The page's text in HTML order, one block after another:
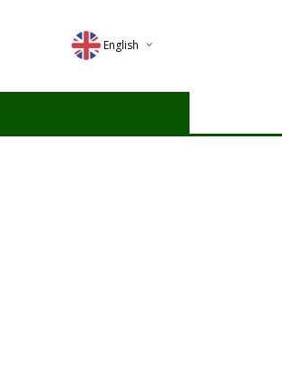
English
Deutsch